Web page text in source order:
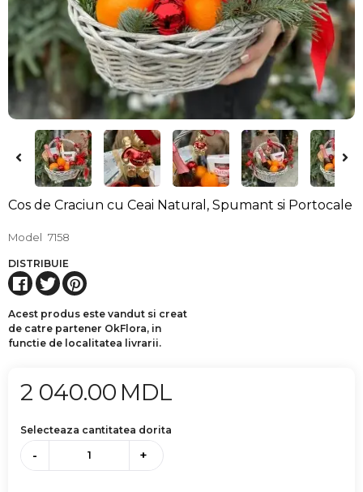
Cos de Craciun cu Ceai Natural, Spumant si Portocale
Model 7158
DISTRIBUIE
Acest produs este vandut si creat
de catre partener OkFlora, in
functie de localitatea livrarii.
2 040.00 MDL
Selecteaza cantitatea dorita
- +